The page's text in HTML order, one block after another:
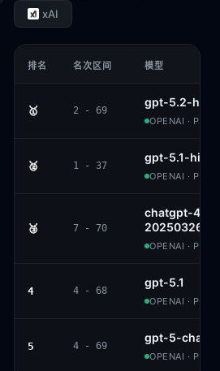
xAI
排名 名次区间 模型
🥇 2 - 69
gpt-5.2-high
OPENAI ·
🥈 1 - 37
gpt-5.1-high
OPENAI ·
🥉 7 - 70
chatgpt-4o-
20250326
OPENAI ·
4 4 - 68
gpt-5.1
OPENAI ·
5 4 - 69
gpt-5-chat
OPENAI ·